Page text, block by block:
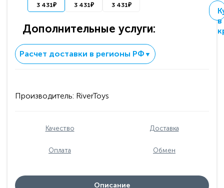
3 431₽ 3 431₽ 3 431₽
Дополнительные услуги:
в
Расчет доставки в регионы РФ ▼
Производитель: RiverToys
Качество Доставка
Оплата Обмен
Описание